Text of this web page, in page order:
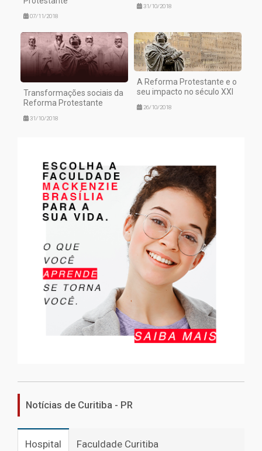
07/11/2018
31/10/2018
Transformações sociais da
Reforma Protestante
31/10/2018
A Reforma Protestante e o
seu impacto no século XXI
26/10/2018
Notícias de Curitiba - PR
Hospital Faculdade Curitiba